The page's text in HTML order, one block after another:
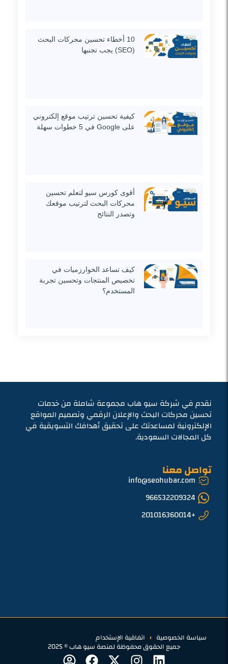
10 أخطاء تحسين محركات البحث
(SEO) يجب تجنبها
كيفية تحسين ترتيب موقع إلكتروني
على Google في 5 خطوات سهلة
أقوى كورس سيو لتعلم تحسين
محركات البحث لترتيب موقعك
وتصدر النتائج
كيف تساعد الخوارزميات في
تخصيص المنتجات وتحسين تجربة
المستخدم؟
نقدم في شركة سيو هاب مجموعة شاملة من خدمات
تحسين محركات البحث والإعلان الرقمي وتصميم المواقع
الإلكترونية لمساعدتك على تحقيق أهدافك التسويقية في
كل المجالات السعودية.
تواصل معنا
info@seohubar.com
966532209324
+201016360014
سياسة الخصوصية اتفاقية الإستخدام
جميع الحقوق محفوظة لمنصة سيو هاب © 2025